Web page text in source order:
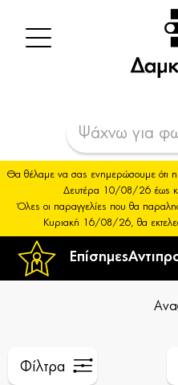
Επίσημες
Θα θέλαμε να σας ενημερώσουμε ότι η
Δευτέρα 10/08/26 έως
Όλες οι παραγγελίες που θα
Κυριακή 16/08/26, θα
Φίλτρα